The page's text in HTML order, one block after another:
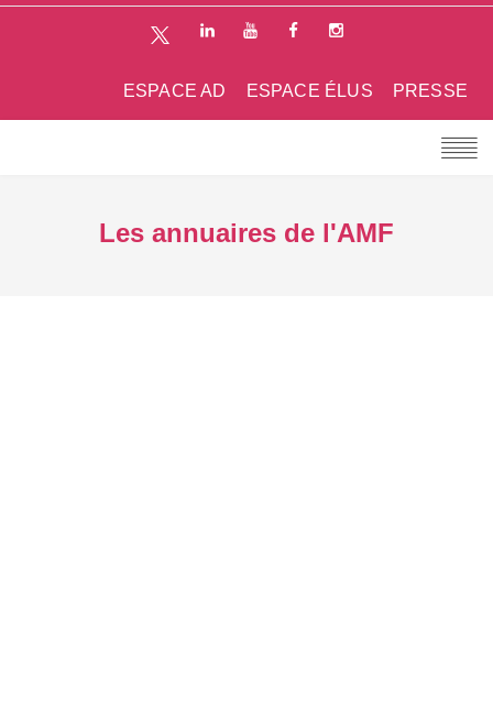
PRESSE
ESPACE ÉLUS
ESPACE AD
Les annuaires de l'AMF